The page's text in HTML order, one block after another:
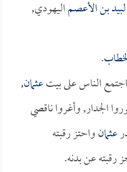
لبيد بن الأعصماليهودي,
.
الناس على بيتعثمان,
الجدار, وأغروا ناقصي
عثمانواحتز رقبته
رقبته عن بدنه.